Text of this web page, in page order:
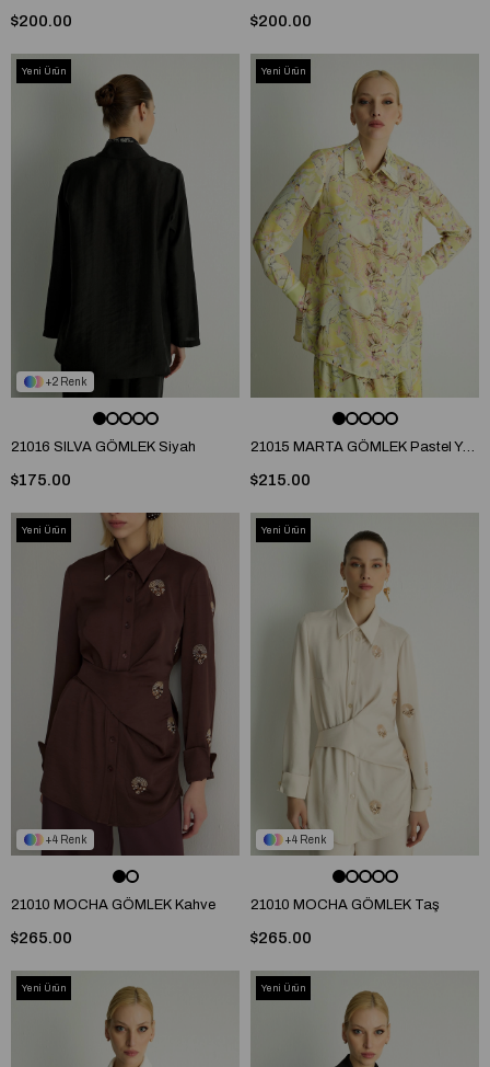
$200.00 $200.00
2
21016 SILVA GÖMLEK Siyah
$175.00
Yeni Ürün
21015 MARTA GÖMLEK Pastel Yeşil
$215.00
Yeni Ürün
4
21010 MOCHA GÖMLEK Kahve
$265.00
Yeni Ürün
4
21010 MOCHA GÖMLEK Taş
$265.00
Yeni Ürün
Yeni Ürün Yeni Ürün